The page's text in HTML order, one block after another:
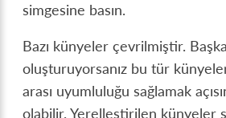
simgesine basın.
Bazı künyeler çevrilmiştir.
oluşturuyorsanız bu tür
arası uyumluluğu sağlamak
olabilir. Yerelleştirilen künyeler